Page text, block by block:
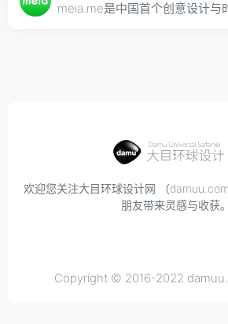
meia.me是中国首个创意设计与
欢迎您关注大目环球设计网 （
朋友带来灵感与收获。
Copyright © 2016-2022